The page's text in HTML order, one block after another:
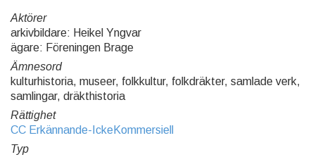
Aktörer
arkivbildare: Heikel Yngvar
ägare: Föreningen Brage
Ämnesord
kulturhistoria, museer, folkkultur, folkdräkter, samlade verk,
samlingar, dräkthistoria
Rättighet
CC Erkännande-IckeKommersiell
Typ